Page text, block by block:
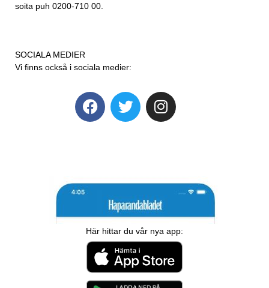
soita puh 0200-710 00.
SOCIALA MEDIER
Vi finns också i sociala medier:
Här hittar du vår nya app: